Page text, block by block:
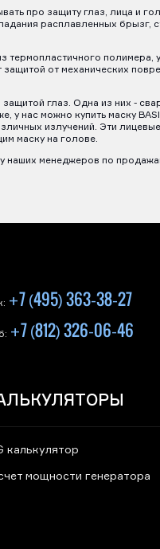
про защиту глаз, лица и
расплавленных брызг,
полимера,
от механических
глаз. Одна из них -
у нас можно купить маску
излучений. Эти
маску на голове.
наших менеджеров по
+7 (495) 363-38-27
+7 (812) 326-06-46
калькулятор
мощности генератора